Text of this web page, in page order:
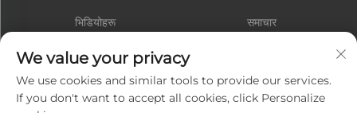
भिडियोहरू समाचार
सम्पर्क
We value your privacy
We use cookies and similar tools to provide our services.
If you don't want to accept all cookies, click Personalize